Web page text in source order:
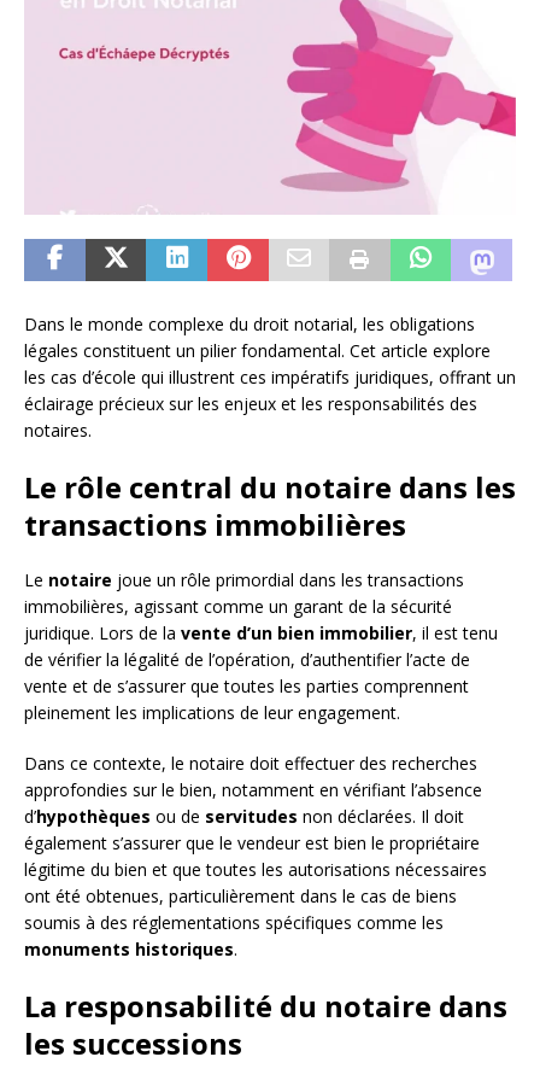
Dans le monde complexe du droit notarial, les obligations
légales constituent un pilier fondamental. Cet article explore
les cas d’école qui illustrent ces impératifs juridiques, offrant un
éclairage précieux sur les enjeux et les responsabilités des
notaires.
Le rôle central du notaire dans les
transactions immobilières
Le notaire joue un rôle primordial dans les transactions
immobilières, agissant comme un garant de la sécurité
juridique. Lors de la vente d’un bien immobilier, il est tenu
de vérifier la légalité de l’opération, d’authentifier l’acte de
vente et de s’assurer que toutes les parties comprennent
pleinement les implications de leur engagement.
Dans ce contexte, le notaire doit effectuer des recherches
approfondies sur le bien, notamment en vérifiant l’absence
d’hypothèques ou de servitudes non déclarées. Il doit
également s’assurer que le vendeur est bien le propriétaire
légitime du bien et que toutes les autorisations nécessaires
ont été obtenues, particulièrement dans le cas de biens
soumis à des réglementations spécifiques comme les
monuments historiques.
La responsabilité du notaire dans
les successions